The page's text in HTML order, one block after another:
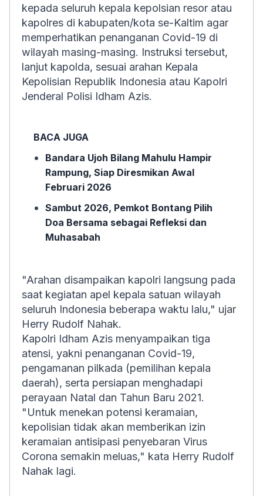
kepada seluruh kepala kepolsian resor atau
kapolres di kabupaten/kota se-Kaltim agar
memperhatikan penanganan Covid-19 di
wilayah masing-masing. Instruksi tersebut,
lanjut kapolda, sesuai arahan Kepala
Kepolisian Republik Indonesia atau Kapolri
Jenderal Polisi Idham Azis.
BACA JUGA
Bandara Ujoh Bilang Mahulu Hampir
Rampung, Siap Diresmikan Awal
Februari 2026
Sambut 2026, Pemkot Bontang Pilih
Doa Bersama sebagai Refleksi dan
Muhasabah
"Arahan disampaikan kapolri langsung pada
saat kegiatan apel kepala satuan wilayah
seluruh Indonesia beberapa waktu lalu," ujar
Herry Rudolf Nahak.
Kapolri Idham Azis menyampaikan tiga
atensi, yakni penanganan Covid-19,
pengamanan pilkada (pemilihan kepala
daerah), serta persiapan menghadapi
perayaan Natal dan Tahun Baru 2021.
"Untuk menekan potensi keramaian,
kepolisian tidak akan memberikan izin
keramaian antisipasi penyebaran Virus
Corona semakin meluas," kata Herry Rudolf
Nahak lagi.